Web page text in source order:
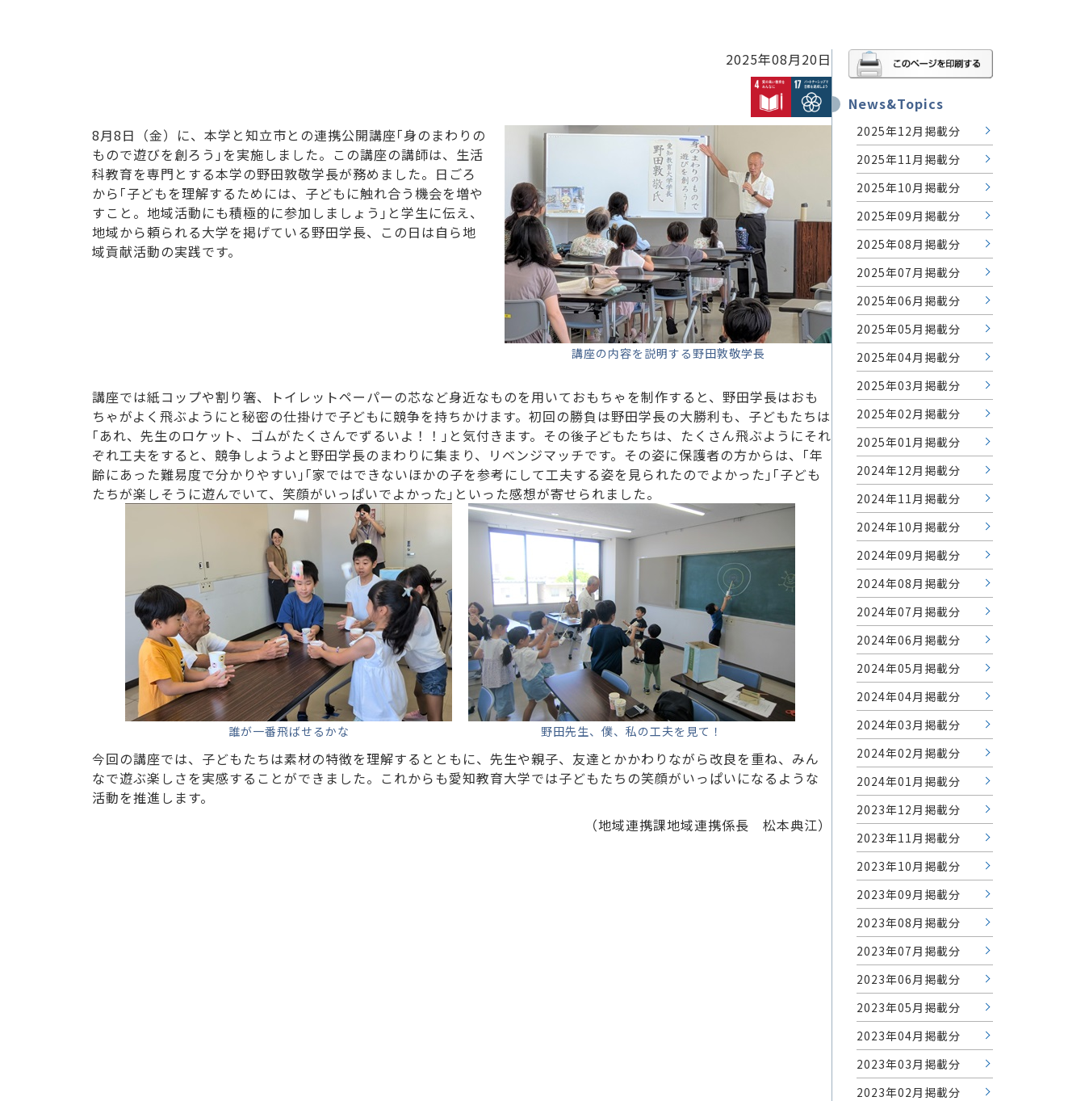
2025年08月20日
講座の内容を説明する野田敦敬学長
8月8日（金）に、本学と知立市との連携公開講座｢身のまわりの
もので遊びを創ろう｣を実施しました。この講座の講師は、生活
科教育を専門とする本学の野田敦敬学長が務めました。日ごろ
から｢子どもを理解するためには、子どもに触れ合う機会を増や
すこと。地域活動にも積極的に参加しましょう｣と学生に伝え、
地域から頼られる大学を掲げている野田学長、この日は自ら地
域貢献活動の実践です。
講座では紙コップや割り箸、トイレットペーパーの芯など身近なものを用いておもちゃを制作すると、野田学長はおも
ちゃがよく飛ぶようにと秘密の仕掛けで子どもに競争を持ちかけます。初回の勝負は野田学長の大勝利も、子どもたちは
｢あれ、先生のロケット、ゴムがたくさんでずるいよ！！｣と気付きます。その後子どもたちは、たくさん飛ぶようにそれ
ぞれ工夫をすると、競争しようよと野田学長のまわりに集まり、リベンジマッチです。その姿に保護者の方からは、｢年
齢にあった難易度で分かりやすい｣｢家ではできないほかの子を参考にして工夫する姿を見られたのでよかった｣｢子ども
たちが楽しそうに遊んでいて、笑顔がいっぱいでよかった｣といった感想が寄せられました。
誰が一番飛ばせるかな 野田先生、僕、私の工夫を見て！
今回の講座では、子どもたちは素材の特徴を理解するとともに、先生や親子、友達とかかわりながら改良を重ね、みん
なで遊ぶ楽しさを実感することができました。これからも愛知教育大学では子どもたちの笑顔がいっぱいになるような
活動を推進します。
（地域連携課地域連携係長 松本典江）
News&Topics
2025年12月掲載分
2025年11月掲載分
2025年10月掲載分
2025年09月掲載分
2025年08月掲載分
2025年07月掲載分
2025年06月掲載分
2025年05月掲載分
2025年04月掲載分
2025年03月掲載分
2025年02月掲載分
2025年01月掲載分
2024年12月掲載分
2024年11月掲載分
2024年10月掲載分
2024年09月掲載分
2024年08月掲載分
2024年07月掲載分
2024年06月掲載分
2024年05月掲載分
2024年04月掲載分
2024年03月掲載分
2024年02月掲載分
2024年01月掲載分
2023年12月掲載分
2023年11月掲載分
2023年10月掲載分
2023年09月掲載分
2023年08月掲載分
2023年07月掲載分
2023年06月掲載分
2023年05月掲載分
2023年04月掲載分
2023年03月掲載分
2023年02月掲載分